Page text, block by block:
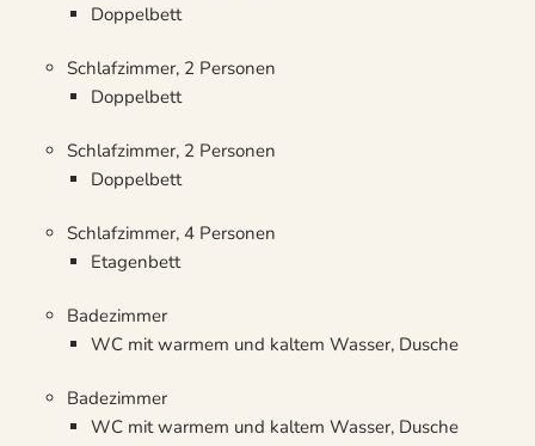
Doppelbett
Schlafzimmer, 2 Personen
Doppelbett
Schlafzimmer, 2 Personen
Doppelbett
Schlafzimmer, 4 Personen
Etagenbett
Badezimmer
WC mit warmem und kaltem Wasser, Dusche
Badezimmer
WC mit warmem und kaltem Wasser, Dusche